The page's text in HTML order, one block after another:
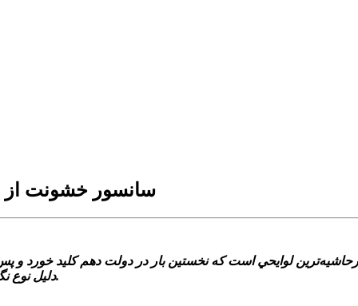
سانسور خشونت از
لوايحي است که نخستين بار در دولت دهم کليد خورد
دليل نوع نگاه متفاوت نمايندگان مجلس و تغييرات حاصل شده، به تصويب نرسيد.